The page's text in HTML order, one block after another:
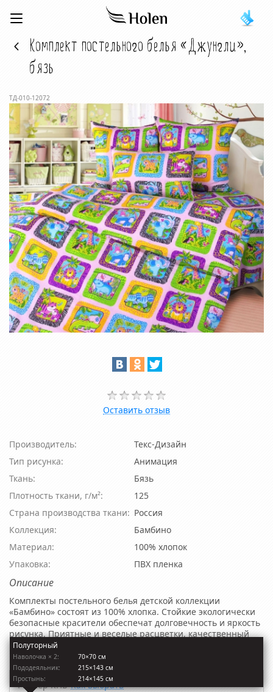
Комплект постельного белья «Джунгли»,
бязь
ТД-010-12072
Оставить отзыв
Производитель:
Текс-Дизайн
Тип рисунка:
Анимация
Ткань:
Бязь
Плотность ткани, г/м²:
125
Страна производства ткани: Россия
Коллекция:
Бамбино
Материал:
100% хлопок
Упаковка:
ПВХ пленка
Описание
Комплекты постельного белья детской коллекции
«Бамбино» состоят из 100% хлопка. Стойкие экологически
безопасные красители обеспечат долговечность и яркость
рисунка. Приятные и веселые расцветки, качественный
плотный хлопок, отличный крой и бесшовное полотно
простыни – лучший вариант постельного белья для детей.
Размер КПБ Как выбрать
Полуторный
Наволочкa × 2:
70×70 см
Пододеяльник:
215×143 см
Простынь:
214×145 см